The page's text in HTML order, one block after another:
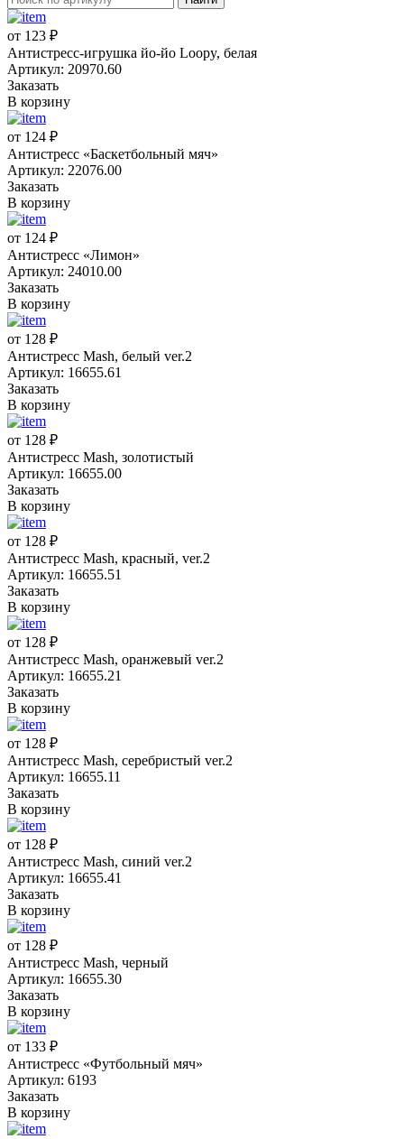
от 123 ₽
Антистресс-игрушка йо-йо Loopy, белая
Артикул: 20970.60
Заказать
В корзину
от 124 ₽
Антистресс «Баскетбольный мяч»
Артикул: 22076.00
Заказать
В корзину
от 124 ₽
Антистресс «Лимон»
Артикул: 24010.00
Заказать
В корзину
от 128 ₽
Антистресс Mash, белый ver.2
Артикул: 16655.61
Заказать
В корзину
от 128 ₽
Антистресс Mash, золотистый
Артикул: 16655.00
Заказать
В корзину
от 128 ₽
Антистресс Mash, красный, ver.2
Артикул: 16655.51
Заказать
В корзину
от 128 ₽
Антистресс Mash, оранжевый ver.2
Артикул: 16655.21
Заказать
В корзину
от 128 ₽
Антистресс Mash, серебристый ver.2
Артикул: 16655.11
Заказать
В корзину
от 128 ₽
Антистресс Mash, синий ver.2
Артикул: 16655.41
Заказать
В корзину
от 128 ₽
Антистресс Mash, черный
Артикул: 16655.30
Заказать
В корзину
от 133 ₽
Антистресс «Футбольный мяч»
Артикул: 6193
Заказать
В корзину